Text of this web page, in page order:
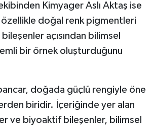
Kimyager Aslı Aktaş ise
özellikle doğal renk pigmentleri
bileşenler açısından bilimsel
bir örnek oluşturduğunu
doğada güçlü rengiyle öne
biridir. İçeriğinde yer alan
ve biyoaktif bileşenler, bilimsel